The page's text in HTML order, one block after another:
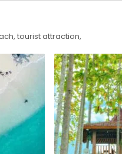
tourist attraction,